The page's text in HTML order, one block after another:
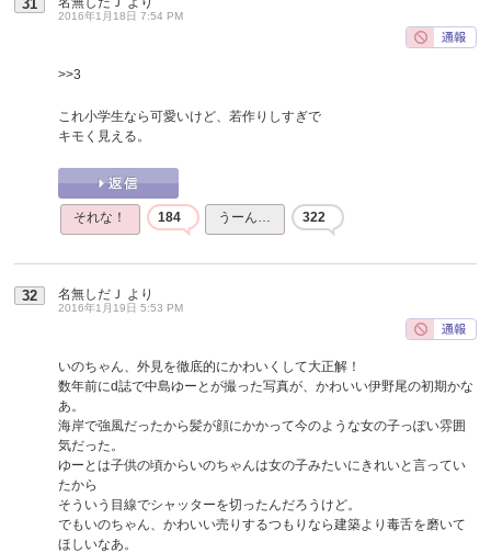
31
2016年1月18日 7:54 PM
>>3
これ小学生なら可愛いけど、若作りしすぎで
キモく見える。
それな！ 184 うーん… 322
32 名無しだＪ より
2016年1月19日 5:53 PM
いのちゃん、外見を徹底的にかわいくして大正解！
数年前にd誌で中島ゆーとが撮った写真が、かわいい伊野尾の初期かな
あ。
海岸で強風だったから髪が顔にかかって今のような女の子っぽい雰囲
気だった。
ゆーとは子供の頃からいのちゃんは女の子みたいにきれいと言ってい
たから
そういう目線でシャッターを切ったんだろうけど。
でもいのちゃん、かわいい売りするつもりなら建築より毒舌を磨いて
ほしいなあ。